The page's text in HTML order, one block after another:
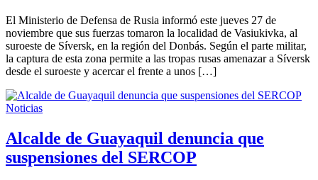
El Ministerio de Defensa de Rusia informó este jueves 27 de
noviembre que sus fuerzas tomaron la localidad de Vasiukivka, al
suroeste de Síversk, en la región del Donbás. Según el parte militar,
la captura de esta zona permite a las tropas rusas amenazar a Síversk
desde el suroeste y acercar el frente a unos […]
Noticias
Alcalde de Guayaquil denuncia que
suspensiones del SERCOP